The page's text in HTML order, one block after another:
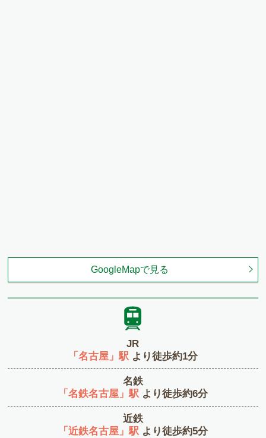
GoogleMapで見る
JR
「名古屋」駅より徒歩約1分
名鉄
「名鉄名古屋」駅より徒歩約6分
近鉄
「近鉄名古屋」駅より徒歩約5分